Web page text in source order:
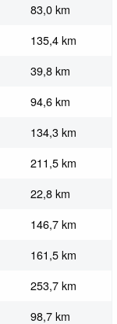
83,0 km
135,4 km
39,8 km
94,6 km
134,3 km
211,5 km
22,8 km
146,7 km
161,5 km
253,7 km
98,7 km